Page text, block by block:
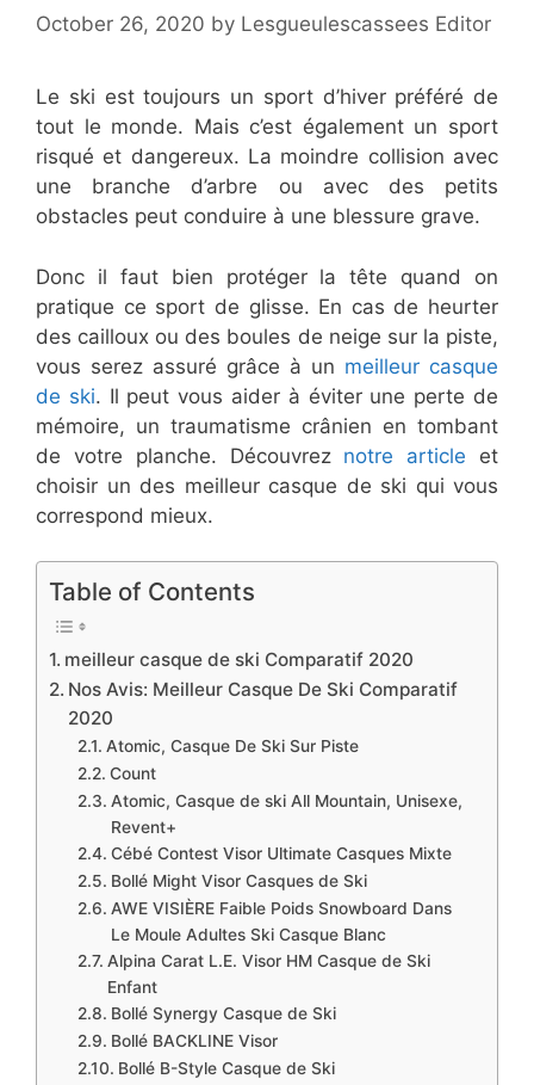
October 26, 2020 by Lesgueulescassees Editor
Le ski est toujours un sport d’hiver préféré de
tout le monde. Mais c’est également un sport
risqué et dangereux. La moindre collision avec
une branche d’arbre ou avec des petits
obstacles peut conduire à une blessure grave.
Donc il faut bien protéger la tête quand on
pratique ce sport de glisse. En cas de heurter
des cailloux ou des boules de neige sur la piste,
vous serez assuré grâce à un meilleur casque
de ski. Il peut vous aider à éviter une perte de
mémoire, un traumatisme crânien en tombant
de votre planche. Découvrez notre article et
choisir un des meilleur casque de ski qui vous
correspond mieux.
Table of Contents
​meilleur casque de ski Comparatif 2020
​Nos Avis: Meilleur Casque De Ski Comparatif
2020
​​Atomic, Casque De Ski Sur Piste
​​Count
​​​Atomic, Casque de ski All Mountain, Unisexe,
Revent+
​Cébé Contest Visor Ultimate Casques Mixte
​Bollé Might Visor Casques de Ski
AWE VISIÈRE Faible Poids Snowboard Dans
Le Moule Adultes Ski Casque Blanc
​​​Alpina Carat L.E. Visor HM Casque de Ski
Enfant
​​​Bollé Synergy Casque de Ski
​​​Bollé BACKLINE Visor
​​​Bollé B-Style Casque de Ski